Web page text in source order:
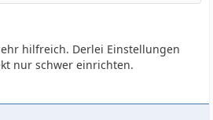
hilfreich. Derlei Einstellungen
nur schwer einrichten.